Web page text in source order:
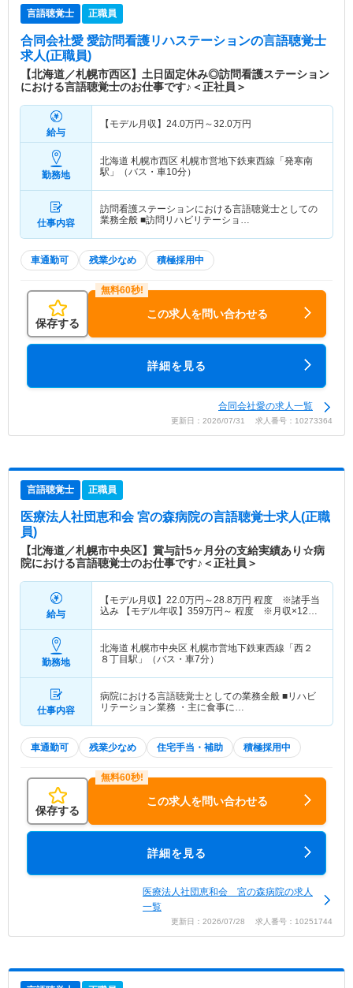
言語聴覚士 正職員
合同会社愛 愛訪問看護リハステーションの言語聴覚士
求人(正職員)
【北海道／札幌市西区】土日固定休み◎訪問看護ステーション
における言語聴覚士のお仕事です♪＜正社員＞
給与
【モデル月収】 24.0万円～32.0万円
勤務地
北海道 札幌市西区 札幌市営地下鉄東西線「発寒南
駅」（バス・車10分）
仕事内容
訪問看護ステーションにおける言語聴覚士としての
業務全般 ■訪問リハビリテーショ…
車通勤可 残業少なめ 積極採用中
保存する
この求人を問い合わせる
詳細を見る
合同会社愛の求人一覧
更新日：2026/07/31 求人番号：10273364
言語聴覚士 正職員
医療法人社団恵和会 宮の森病院の言語聴覚士求人(正職
員)
【北海道／札幌市中央区】賞与計5ヶ月分の支給実績あり☆病
院における言語聴覚士のお仕事です♪＜正社員＞
給与
【モデル月収】 22.0万円～28.8万円 程度 ※諸手当
込み 【モデル年収】 359万円～ 程度 ※月収×12ヶ
勤務地
北海道 札幌市中央区 札幌市営地下鉄東西線「西２
８丁目駅」（バス・車7分）
仕事内容
病院における言語聴覚士としての業務全般 ■リハビ
リテーション業務 ・主に食事に…
車通勤可 残業少なめ 住宅手当・補助 積極採用中
保存する
この求人を問い合わせる
詳細を見る
医療法人社団恵和会 宮の森病院の求人
一覧
更新日：2026/07/28 求人番号：10251744